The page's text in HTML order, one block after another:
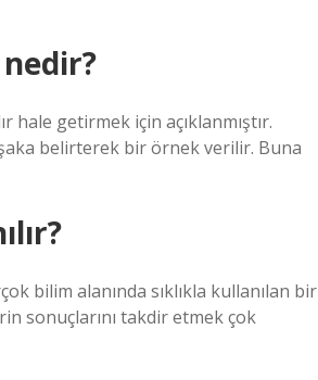
hale getirmek için açıklanmıştır.
şaka belirterek bir örnek verilir. Buna
bilim alanında sıklıkla kullanılan bir
sonuçlarını takdir etmek çok